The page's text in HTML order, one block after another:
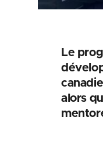
Le
alors